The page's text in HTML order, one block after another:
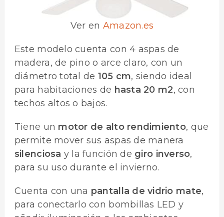
Ver en Amazon.es
Este modelo cuenta con 4 aspas de
madera, de pino o arce claro, con un
diámetro total de 105 cm, siendo ideal
para habitaciones de hasta 20 m2, con
techos altos o bajos.
Tiene un motor de alto rendimiento, que
permite mover sus aspas de manera
silenciosa y la función de giro inverso,
para su uso durante el invierno.
Cuenta con una pantalla de vidrio mate,
para conectarlo con bombillas LED y